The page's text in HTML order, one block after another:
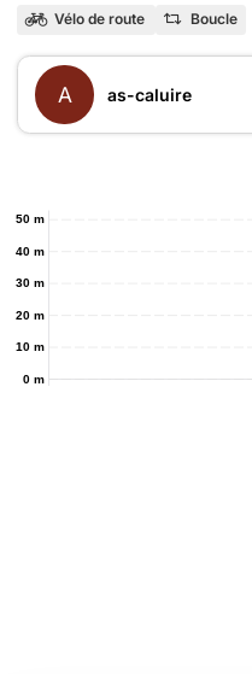
Vélo de route Boucle
A as-caluire
0 m
10 m
20 m
30 m
40 m
50 m